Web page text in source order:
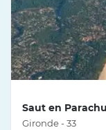
Saut en
Gironde - 33